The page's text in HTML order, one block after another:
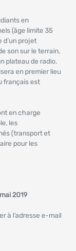
en
(âge limite 35
d’un projet
son sur le terrain,
plateau de radio.
en premier lieu
français est
en charge
les
(transport et
pour les
2019
à l’adresse e-mail